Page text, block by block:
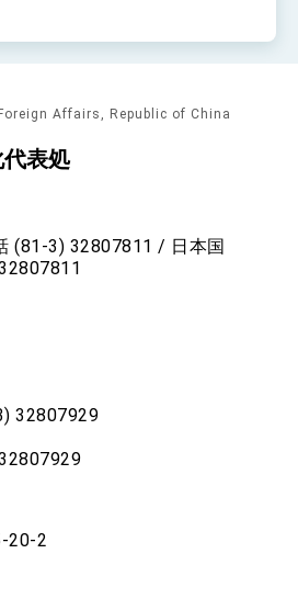
Affairs, Republic of China
表処
(81-3) 32807811 / 日本国
32807929
20-2